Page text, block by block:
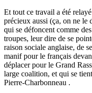
Et tout ce travail a été
précieux aussi (ça, on ne le
qui se défoncent comme
troupes, leur dire de se
raison sociale anglaise, de
manif pour le français
déplacer pour le Grand
large coalition, et qui se
Pierre-Charbonneau .